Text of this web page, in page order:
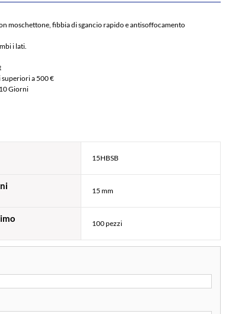
moschettone, fibbia di sgancio rapido e antisoffocamento
i lati.
a 500 €
Giorni
15HBSB
15 mm
100 pezzi